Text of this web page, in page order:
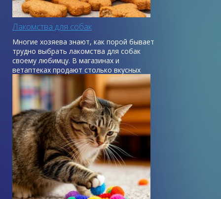
Лакомства для собак
Многие хозяева знают, как порой бывает
трудно выбрать лакомства для собак
своему любимцу. В магазинах и
ветаптеках продают столько вкусных
вещей, что немудрено растеряться.